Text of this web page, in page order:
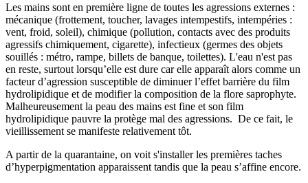
Les mains sont en première ligne de toutes les agressions externes :
mécanique (frottement, toucher, lavages intempestifs, intempéries :
vent, froid, soleil), chimique (pollution, contacts avec des produits
agressifs chimiquement, cigarette), infectieux (germes des objets
souillés : métro, rampe, billets de banque, toilettes). L'eau n'est pas
en reste, surtout lorsqu’elle est dure car elle apparaît alors comme un
facteur d’agression susceptible de diminuer l’effet barrière du film
hydrolipidique et de modifier la composition de la flore saprophyte.
Malheureusement la peau des mains est fine et son film
hydrolipidique pauvre la protège mal des agressions. De ce fait, le
vieillissement se manifeste relativement tôt.
A partir de la quarantaine, on voit s'installer les premières taches
d’hyperpigmentation apparaissent tandis que la peau s’affine encore.